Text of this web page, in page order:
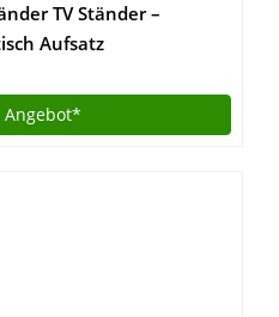
TV Ständer –
Aufsatz
Angebot*